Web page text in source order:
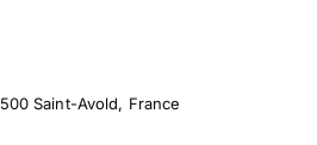
Saint-Avold, France